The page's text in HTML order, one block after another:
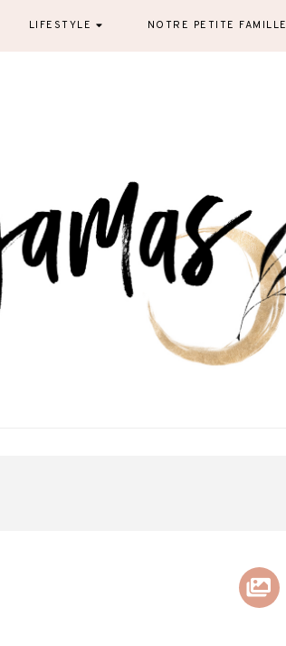
LIFESTYLE NOTRE PETITE FAMILLE